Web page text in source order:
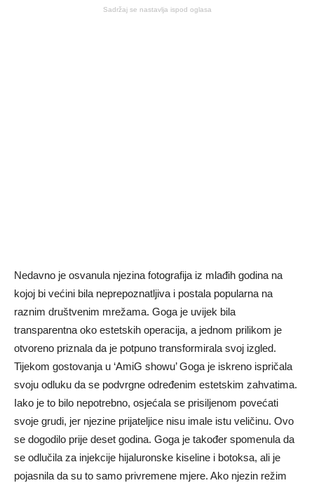
Sadržaj se nastavlja ispod oglasa
Nedavno je osvanula njezina fotografija iz mlađih godina na
kojoj bi većini bila neprepoznatljiva i postala popularna na
raznim društvenim mrežama. Goga je uvijek bila
transparentna oko estetskih operacija, a jednom prilikom je
otvoreno priznala da je potpuno transformirala svoj izgled.
Tijekom gostovanja u ‘AmiG showu’ Goga je iskreno ispričala
svoju odluku da se podvrgne određenim estetskim zahvatima.
Iako je to bilo nepotrebno, osjećala se prisiljenom povećati
svoje grudi, jer njezine prijateljice nisu imale istu veličinu. Ovo
se dogodilo prije deset godina. Goga je također spomenula da
se odlučila za injekcije hijaluronske kiseline i botoksa, ali je
pojasnila da su to samo privremene mjere. Ako njezin režim